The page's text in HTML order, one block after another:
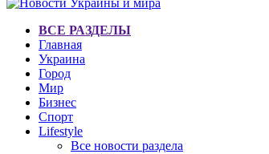
ВСЕ РАЗДЕЛЫ
Главная
Украина
Город
Мир
Бизнес
Спорт
Lifestyle
Все новости раздела